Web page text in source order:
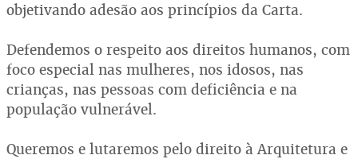
objetivando adesão aos princípios da Carta.
Defendemos o respeito aos direitos humanos, com
foco especial nas mulheres, nos idosos, nas
crianças, nas pessoas com deficiência e na
população vulnerável.
Queremos e lutaremos pelo direito à Arquitetura e